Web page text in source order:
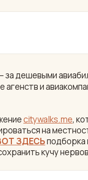
за дешевыми
и
citywalks.me,
на
ЗДЕСЬ
кучу